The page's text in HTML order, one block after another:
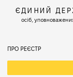
ЄДИНИЙ
осіб,
ПРО РЕЄСТР